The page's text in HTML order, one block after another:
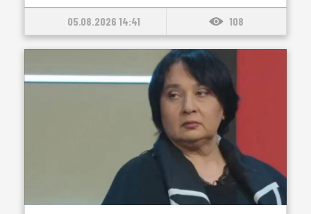
05.08.2026 14:41 108